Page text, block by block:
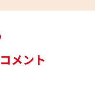
メント